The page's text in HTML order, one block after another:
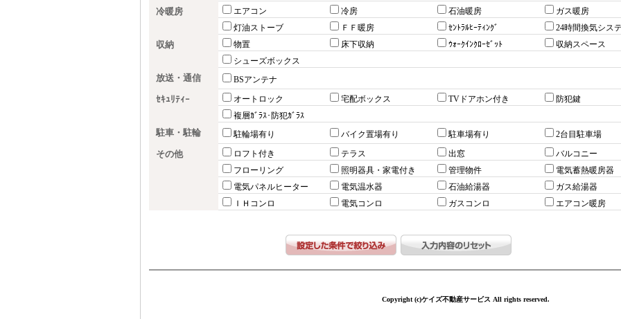
冷暖房 エアコン 冷房 石油暖房
ガス暖房
灯油ストーブ
ＦＦ暖房 ｾﾝﾄﾗﾙﾋｰﾃｨﾝｸﾞ 24時間換気シス
収納 物置 床下収納 ｳｫｰｸｲﾝｸﾛｰｾﾞｯﾄ
収納スペース
シューズボックス
放送・通信 BSアンテナ
ｾｷｭﾘﾃｨｰ オートロック 宅配ボックス TVドアホン付き
防犯鍵
複層ｶﾞﾗｽ･防犯ｶﾞﾗｽ
駐車・駐輪 駐輪場有り バイク置場有り 駐車場有り 2台目駐車場
その他 ロフト付き テラス 出窓
バルコニー
フローリング
照明器具・家電付き 管理物件
電気蓄熱暖房器
電気パネルヒーター
電気温水器 石油給湯器
ガス給湯器
ＩＨコンロ
電気コンロ ガスコンロ エアコン暖房
Copyright (c)ケイズ不動産サービス All rights reserved.